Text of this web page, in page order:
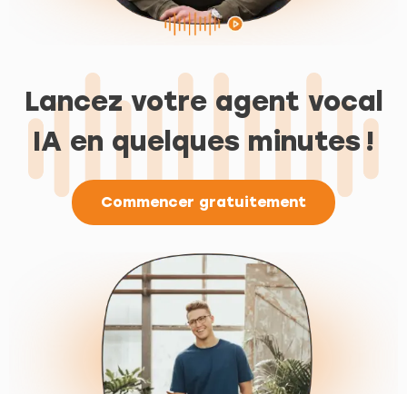
Lancez votre agent vocal
IA en quelques minutes !
Commencer gratuitement